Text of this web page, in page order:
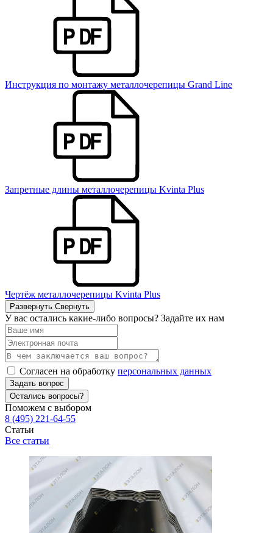
Инструкция по монтажу металлочерепицы Grand Line
Запретные длины металлочерепицы Kvinta Plus
Чертёж металлочерепицы Kvinta Plus
Развернуть Свернуть
У вас остались какие-либо вопросы? Задайте их нам
Согласен на обработку персональных данных
Задать вопрос
Остались вопросы?
Поможем с выбором
8 (495) 221-64-55
Статьи
Все статьи